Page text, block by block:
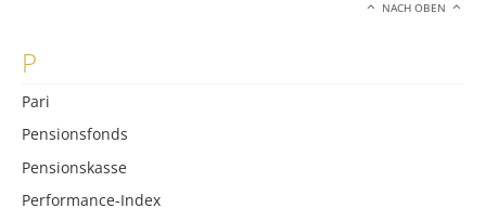
NACH OBEN
P
Pari
Pensionsfonds
Pensionskasse
Performance-Index